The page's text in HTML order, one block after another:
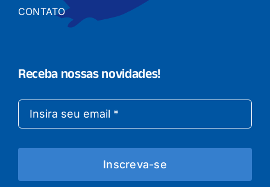
CONTATO
Receba nossas novidades!
Inscreva-se